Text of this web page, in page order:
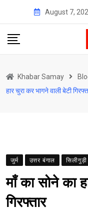
content
August 7,
Khabar Samay
हार चुरा कर भागने वाली बेटी
जुर्म उत्तर बंगाल सिलीगुड़ी
माँ का सोने का
गिरफ्तार